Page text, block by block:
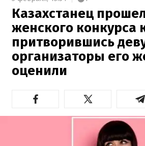
Казахстанец
женского конкурса
притворившись
организаторы его
оценили